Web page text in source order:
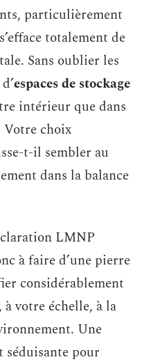
particulièrement
totalement de
Sans oublier les
espaces de stockage
intérieur que dans
choix
t-il sembler au
dans la balance
LMNP
à faire d’une pierre
considérablement
votre échelle, à la
Une
séduisante pour